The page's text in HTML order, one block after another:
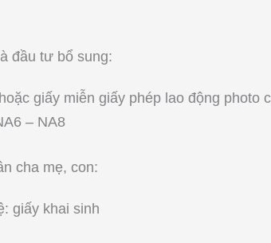
đầu tư bổ sung:
giấy miễn giấy phép lao động photo
– NA8
cha mẹ, con:
giấy khai sinh